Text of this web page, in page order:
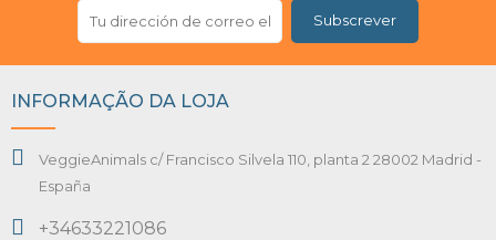
Subscrever
INFORMAÇÃO DA LOJA
VeggieAnimals c/ Francisco Silvela 110, planta 2 28002 Madrid -
España
+34633221086